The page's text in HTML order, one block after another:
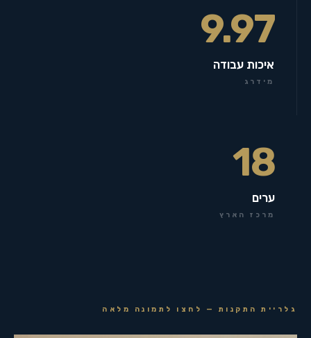
9.97
איכות עבודה
מידרג
18
ערים
מרכז הארץ
גלריית התקנות — לחצו לתמונה מלאה